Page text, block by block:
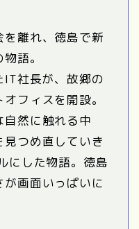
離れ、徳島で新
語。
社長が、故郷の
フィスを開設。
然に触れる中
つめ直していき
にした物語。徳島
画面いっぱいに